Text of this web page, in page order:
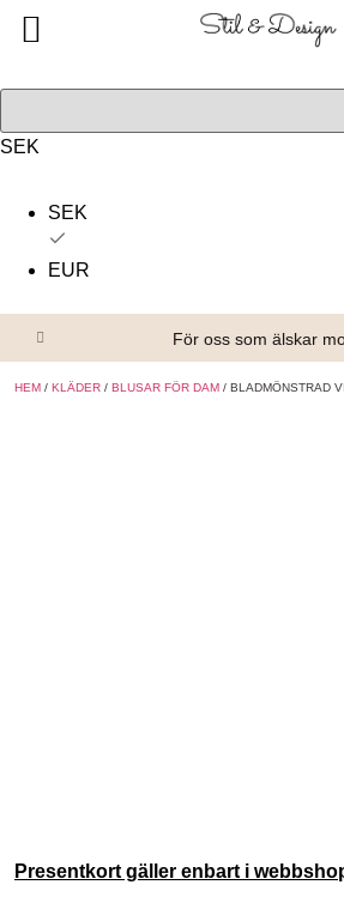
SEK
SEK
EUR
För oss som älskar
HEM / KLÄDER / BLUSAR FÖR DAM / BLADMÖNSTRAD
Presentkort gäller enbart i
Alla produkter
Om oss